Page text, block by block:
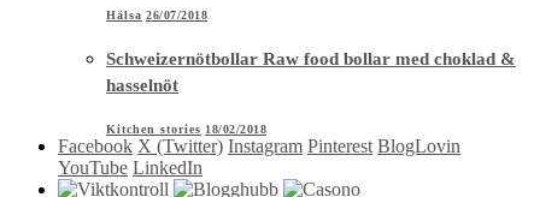
Hälsa 26/07/2018
Schweizernötbollar Raw food bollar med choklad &
hasselnöt
Kitchen stories 18/02/2018
Facebook X (Twitter) Instagram Pinterest BlogLovin
YouTube LinkedIn